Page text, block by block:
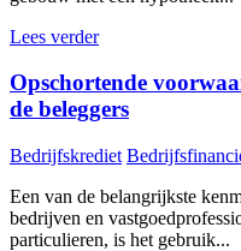
Lees verder
Opschortende
de beleggers
Bedrijfskrediet
Een van de belangrijkste
bedrijven en
particulieren, is het gebruik...